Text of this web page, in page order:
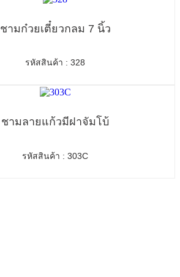
ชามก๋วยเตี๋ยวกลม 7 นิ้ว
รหัสสินค้า : 328
ชามลายแก้วมีฝาจัมโบ้
รหัสสินค้า : 303C